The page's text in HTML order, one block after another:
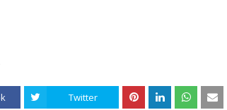
Twitter